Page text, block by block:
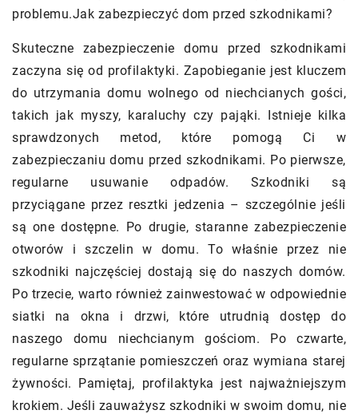
problemu.Jak zabezpieczyć dom przed szkodnikami?
Skuteczne zabezpieczenie domu przed szkodnikami
zaczyna się od profilaktyki. Zapobieganie jest kluczem
do utrzymania domu wolnego od niechcianych gości,
takich jak myszy, karaluchy czy pająki. Istnieje kilka
sprawdzonych metod, które pomogą Ci w
zabezpieczaniu domu przed szkodnikami. Po pierwsze,
regularne usuwanie odpadów. Szkodniki są
przyciągane przez resztki jedzenia – szczególnie jeśli
są one dostępne. Po drugie, staranne zabezpieczenie
otworów i szczelin w domu. To właśnie przez nie
szkodniki najczęściej dostają się do naszych domów.
Po trzecie, warto również zainwestować w odpowiednie
siatki na okna i drzwi, które utrudnią dostęp do
naszego domu niechcianym gościom. Po czwarte,
regularne sprzątanie pomieszczeń oraz wymiana starej
żywności. Pamiętaj, profilaktyka jest najważniejszym
krokiem. Jeśli zauważysz szkodniki w swoim domu, nie